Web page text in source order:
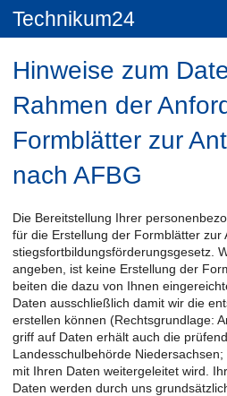
Technikum24
Hinweise zum
Rahmen der
Formblätter zur
nach AFBG
Die Be­reit­stel­lung Ihrer
für die Er­stel­lung der Form­blät­ter
stiegs­fort­bil­dungs­för­de­rungs­ge­setz.
an­ge­ben, ist keine Er­stel­lung der
bei­ten die dazu von Ihnen
Daten aus­schließ­lich damit wir die
er­stel­len kön­nen (Rechts­grund­la­ge:
griff auf Daten er­hält auch die
Lan­des­schul­be­hör­de
mit Ihren Daten wei­ter­ge­lei­tet wird.
Daten wer­den durch uns